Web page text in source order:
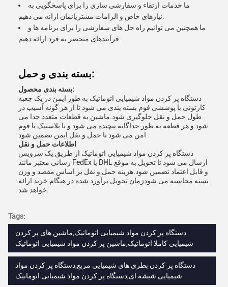
ما خدمات ارتقاء و سفارشی سازی را برای پاسخگویی به
ما همچنین می توانیم راه حل های سفارشی را برای برنامه ها و
بسته بندی و حمل:
بسته بندی محصول:
دستگاه پر کردن مواد شیمیایی اتوماتیک به طور ایمن در یک جعبه
کارتونی با پوششی فوم بسته بندی می شود تا از هر گونه آسیب در
طول حمل و نقل جلوگیری شود.ماشین به قطعات متعدد جدا می
شود و هر قطعه به طور جداگانه پیچیده می شود و با پلاستیک یا فوم
اطلاعات حمل و نقل
دستگاه پر کردن مواد شیمیایی اتوماتیک از طریق یک سرویس
رسانی معتبر مانند FedEx یا DHL ارسال می شود تا تحویل به موقع
و قابل اعتماد تضمین شود.هزینه حمل و نقل بر اساس مقصد و وزن
بسته محاسبه می شودزمان تحویل برآورد شده در هنگام خرید ارائه
Tags:
دستگاه پر کردن مواد شیمیایی اتوماتیک,ماشین های پر کردن
شیمیایی کاملا اتوماتیک,ماشین پر کردن مواد شیمیایی اتوماتیک
دستگاه پر کردن بطری های شیمیایی مربع,دستگاه پر کردن مواد
شیمیایی شیشه ای,دستگاه پر کردن مواد شیمیایی اتوماتیک